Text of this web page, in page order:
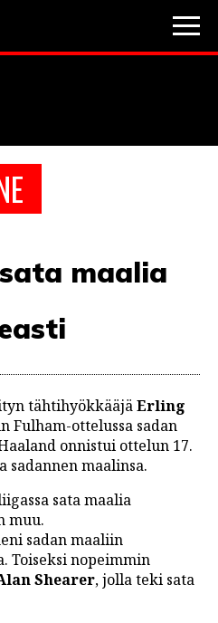
maalia
tähtihyökkääjäErling
Fulham-ottelussa sadan
onnistui ottelun 17.
maalinsa.
sata maalia
muu.
sadan maaliin
Toiseksi nopeimmin
Shearer, jolla teki sata
Veikkausliiga